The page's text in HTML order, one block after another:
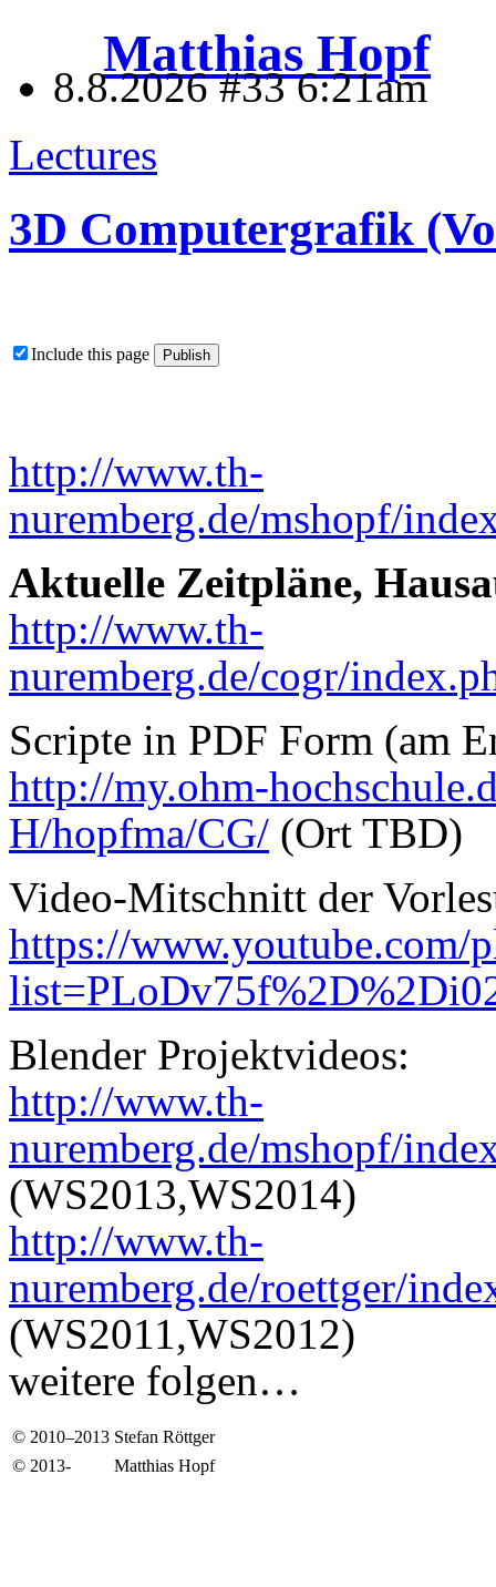
Matthias Hopf
8.8.2026 #336:21am
Lectures
3D Computergrafik
Include this page
http://www.th-
nuremberg.de/mshopf/
Aktuelle Zeitpläne,
http://www.th-
nuremberg.de/cogr/
Scripte in PDF Form (am
http://my.ohm-
H/hopfma/CG/ (Ort TBD)
Video-Mitschnitt der
https://www.youtube.com/
Blender Projektvideos:
http://www.th-
nuremberg.de/mshopf/
(WS2013,WS2014)
http://www.th-
nuremberg.de/roettger/
(WS2011,WS2012)
weitere folgen…
© 2010–2013 Stefan Röttger
© 2013-
Matthias Hopf